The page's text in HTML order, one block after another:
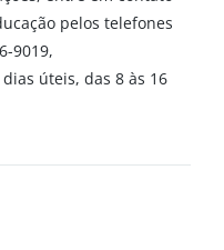
pelos telefones
9019,
úteis, das 8 às 16